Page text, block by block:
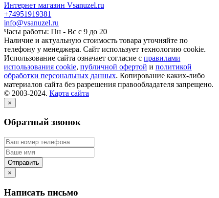
Интернет магазин Vsanuzel.ru
+74951919381
info@vsanuzel.ru
Часы работы: Пн - Вс с 9 до 20
Наличие и актуальную стоимость товара уточняйте по
телефону у менеджера. Сайт использует технологию cookie.
Использование сайта означает согласие с правилами
использования cookie, публичной офертой и политикой
обработки персональных данных. Копирование каких-либо
материалов сайта без разрешения правообладателя запрещено.
© 2003-2024. Карта сайта
×
Обратный звонок
×
Написать письмо